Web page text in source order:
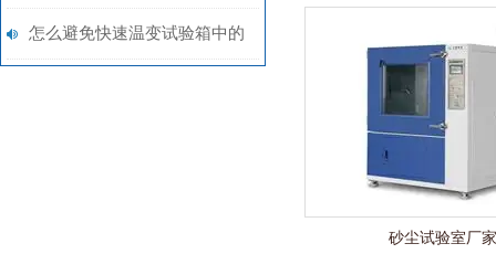
怎么避免快速温变试验箱中的
砂尘试验室厂家